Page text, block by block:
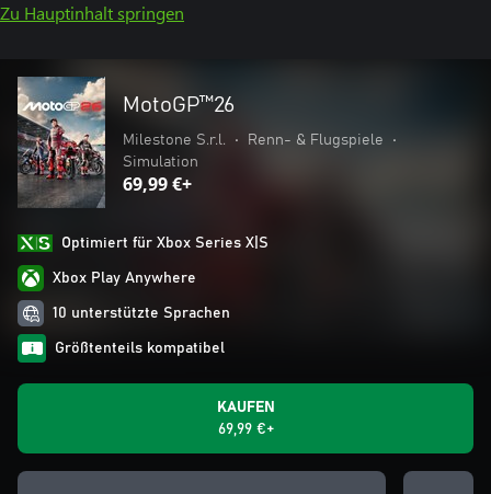
Zu Hauptinhalt springen
MotoGP™26
Milestone S.r.l. • Renn- & Flugspiele
•
Simulation
69,99 €+
Optimiert für Xbox Series X|S
Xbox Play Anywhere
10 unterstützte Sprachen
Größtenteils kompatibel
KAUFEN
69,99 €+